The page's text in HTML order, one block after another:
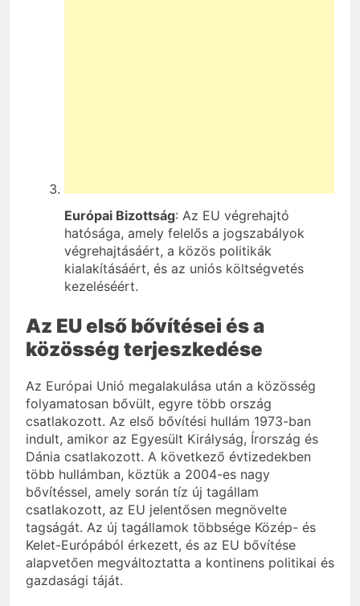
Európai Bizottság: Az EU végrehajtó
hatósága, amely felelős a jogszabályok
végrehajtásáért, a közös politikák
kialakításáért, és az uniós költségvetés
kezeléséért.
Az EU első bővítései és a
közösség terjeszkedése
Az Európai Unió megalakulása után a közösség
folyamatosan bővült, egyre több ország
csatlakozott. Az első bővítési hullám 1973-ban
indult, amikor az Egyesült Királyság, Írország és
Dánia csatlakozott. A következő évtizedekben
több hullámban, köztük a 2004-es nagy
bővítéssel, amely során tíz új tagállam
csatlakozott, az EU jelentősen megnövelte
tagságát. Az új tagállamok többsége Közép- és
Kelet-Európából érkezett, és az EU bővítése
alapvetően megváltoztatta a kontinens politikai és
gazdasági táját.